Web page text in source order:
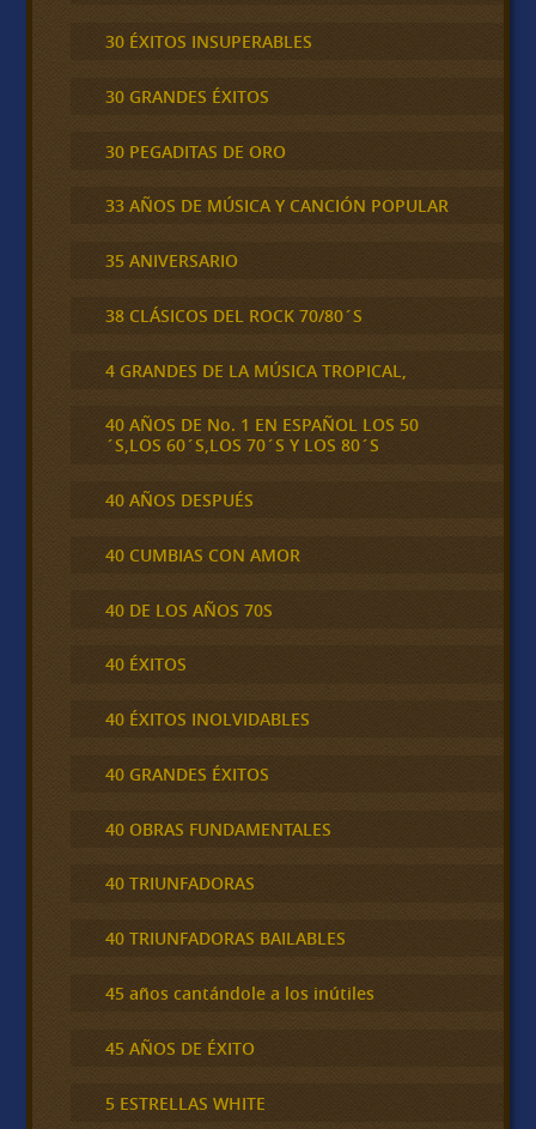
30 ÉXITOS INSUPERABLES
30 GRANDES ÉXITOS
30 PEGADITAS DE ORO
33 AÑOS DE MÚSICA Y CANCIÓN POPULAR
35 ANIVERSARIO
38 CLÁSICOS DEL ROCK 70/80´S
4 GRANDES DE LA MÚSICA TROPICAL,
40 AÑOS DE No. 1 EN ESPAÑOL LOS 50
´S,LOS 60´S,LOS 70´S Y LOS 80´S
40 AÑOS DESPUÉS
40 CUMBIAS CON AMOR
40 DE LOS AÑOS 70S
40 ÉXITOS
40 ÉXITOS INOLVIDABLES
40 GRANDES ÉXITOS
40 OBRAS FUNDAMENTALES
40 TRIUNFADORAS
40 TRIUNFADORAS BAILABLES
45 años cantándole a los inútiles
45 AÑOS DE ÉXITO
5 ESTRELLAS WHITE